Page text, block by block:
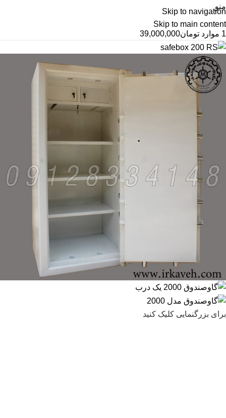
Skip to navigation
Skip to main content
منو
1 موارد تومان39,000,000
برای بزرگنمایی کلیک کنید